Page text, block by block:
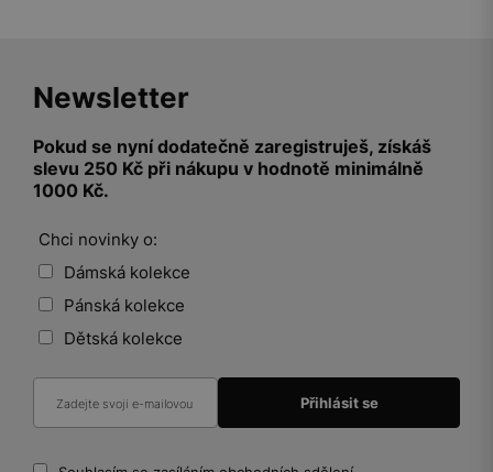
Newsletter
Pokud se nyní dodatečně zaregistruješ, získáš
slevu 250 Kč při nákupu v hodnotě minimálně
1000 Kč.
Chci novinky o:
Dámská kolekce
Pánská kolekce
Dětská kolekce